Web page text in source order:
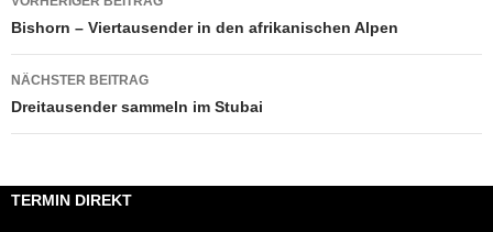
Bishorn – Viertausender in den afrikanischen Alpen
NÄCHSTER BEITRAG
Dreitausender sammeln im Stubai
TERMIN DIREKT